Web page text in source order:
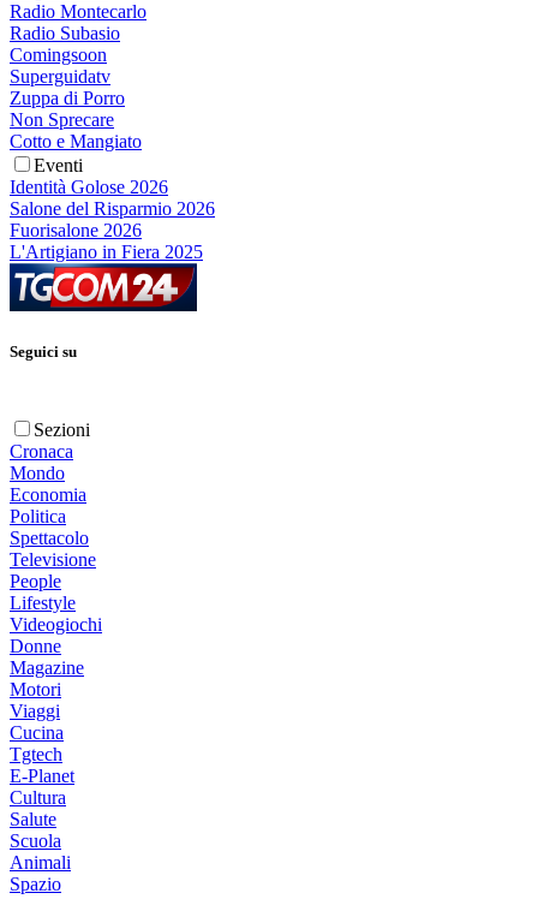
Radio Montecarlo
Radio Subasio
Comingsoon
Superguidatv
Zuppa di Porro
Non Sprecare
Cotto e Mangiato
Eventi
Identità Golose 2026
Salone del Risparmio 2026
Fuorisalone 2026
L'Artigiano in Fiera 2025
Seguici su
Sezioni
Cronaca
Mondo
Economia
Politica
Spettacolo
Televisione
People
Lifestyle
Videogiochi
Donne
Magazine
Motori
Viaggi
Cucina
Tgtech
E-Planet
Cultura
Salute
Scuola
Animali
Spazio